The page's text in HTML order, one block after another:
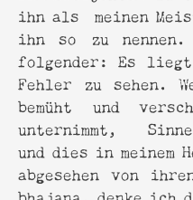
ihn als meinen
ihn so zu
folgender: Es
Fehler zu sehen.
bemüht und
unternimmt,
und dies in meinem
abgesehen von